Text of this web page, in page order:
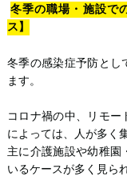
冬季の職場・施設で
ス】
冬季の感染症予防とし
ます。
コロナ禍の中、リモ
によっては、人が多く
主に介護施設や幼稚園
いるケースが多く見ら